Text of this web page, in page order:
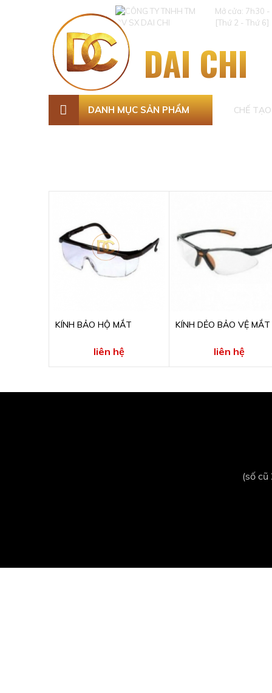
Mở cửa: 7h30
[Thứ 2 - Thứ 6]
DAI CHI
DANH MỤC SẢN PHẨM CHẾ
KÍNH BẢO HỘ MẮT
liên hệ
KÍNH DẺO BẢO VỆ MẮT
liên hệ
(số cũ